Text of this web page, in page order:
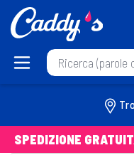
SPEDIZIONE